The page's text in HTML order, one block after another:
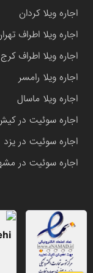
اجاره ویلا کردان
اجاره ویلا اطراف
اجاره ویلا اطراف کرج
اجاره ویلا رامسر
اجاره ویلا ماسال
اجاره سوئیت در
اجاره سوئیت در یزد
اجاره سوئیت در